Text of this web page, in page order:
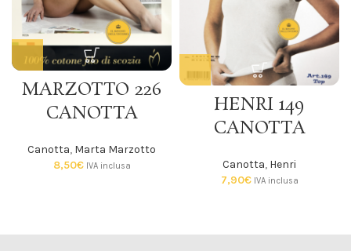
MARZOTTO 226
CANOTTA
Canotta, Marta Marzotto
8,50€ IVA inclusa
HENRI 149
CANOTTA
Canotta, Henri
7,90€ IVA inclusa